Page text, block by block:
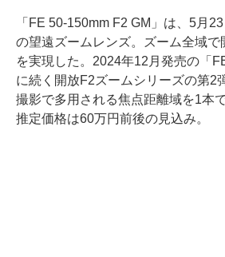
「FE 50-150mm F2 GM」は、5月
の望遠ズームレンズ。ズーム全域で
を実現した。2024年12月発売の「
に続く開放F2ズームシリーズの第2
撮影で多用される焦点距離域を1本
推定価格は60万円前後の見込み。